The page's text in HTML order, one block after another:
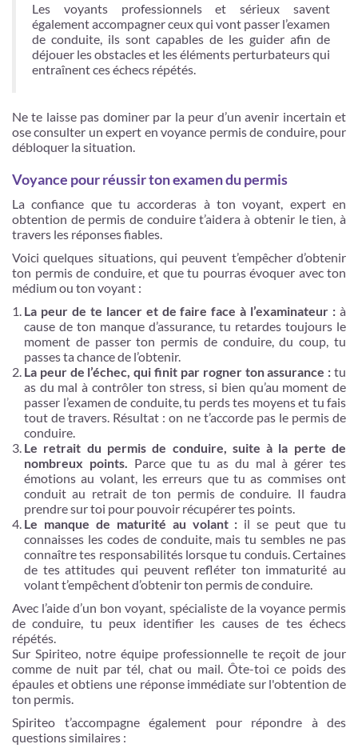
Les voyants professionnels et sérieux savent
également accompagner ceux qui vont passer l’examen
de conduite, ils sont capables de les guider afin de
déjouer les obstacles et les éléments perturbateurs qui
entraînent ces échecs répétés.
Ne te laisse pas dominer par la peur d’un avenir incertain et
ose consulter un expert en voyance permis de conduire, pour
débloquer la situation.
Voyance pour réussir ton examen du permis
La confiance que tu accorderas à ton voyant, expert en
obtention de permis de conduire t’aidera à obtenir le tien, à
travers les réponses fiables.
Voici quelques situations, qui peuvent t’empêcher d’obtenir
ton permis de conduire, et que tu pourras évoquer avec ton
médium ou ton voyant :
La peur de te lancer et de faire face à l’examinateur : à
cause de ton manque d’assurance, tu retardes toujours le
moment de passer ton permis de conduire, du coup, tu
passes ta chance de l’obtenir.
La peur de l’échec, qui finit par rogner ton assurance : tu
as du mal à contrôler ton stress, si bien qu’au moment de
passer l’examen de conduite, tu perds tes moyens et tu fais
tout de travers. Résultat : on ne t’accorde pas le permis de
conduire.
Le retrait du permis de conduire, suite à la perte de
nombreux points. Parce que tu as du mal à gérer tes
émotions au volant, les erreurs que tu as commises ont
conduit au retrait de ton permis de conduire. Il faudra
prendre sur toi pour pouvoir récupérer tes points.
Le manque de maturité au volant : il se peut que tu
connaisses les codes de conduite, mais tu sembles ne pas
connaître tes responsabilités lorsque tu conduis. Certaines
de tes attitudes qui peuvent refléter ton immaturité au
volant t’empêchent d’obtenir ton permis de conduire.
Avec l’aide d’un bon voyant, spécialiste de la voyance permis
de conduire, tu peux identifier les causes de tes échecs
répétés.
Sur Spiriteo, notre équipe professionnelle te reçoit de jour
comme de nuit par tél, chat ou mail. Ôte-toi ce poids des
épaules et obtiens une réponse immédiate sur l'obtention de
ton permis.
Spiriteo t’accompagne également pour répondre à des
questions similaires :